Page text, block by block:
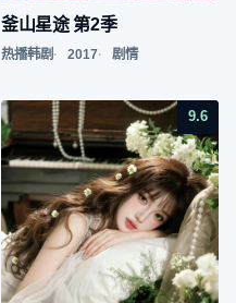
釜山星途 第2季
热播韩剧 2017 剧情
9.6